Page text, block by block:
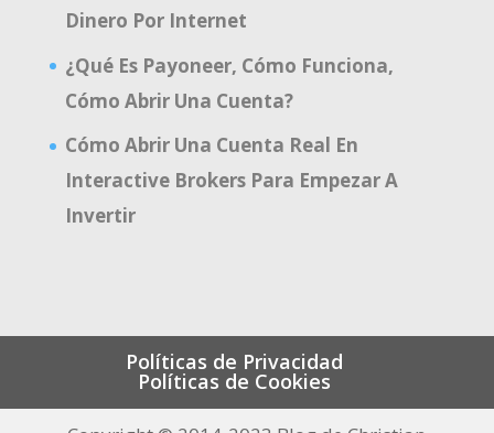
Dinero Por Internet
¿Qué Es Payoneer, Cómo Funciona,
Cómo Abrir Una Cuenta?
Cómo Abrir Una Cuenta Real En
Interactive Brokers Para Empezar A
Invertir
Políticas de Privacidad
Políticas de Cookies